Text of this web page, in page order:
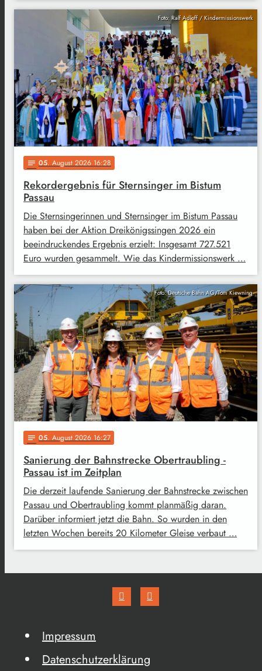
Foto: Ralf Adloff / Kindermissionswerk
notes 05. August 2026 16:28
Rekordergebnis für Sternsinger im Bistum
Passau
Die Sternsingerinnen und Sternsinger im Bistum Passau
haben bei der Aktion Dreikönigssingen 2026 ein
beeindruckendes Ergebnis erzielt: Insgesamt 727.521
Euro wurden gesammelt. Wie das Kindermissionswerk …
Foto: Deutsche Bahn AG/Tom Kiewning
notes 05. August 2026 16:27
Sanierung der Bahnstrecke Obertraubling -
Passau ist im Zeitplan
Die derzeit laufende Sanierung der Bahnstrecke zwischen
Passau und Obertraubling kommt planmäßig daran.
Darüber informiert jetzt die Bahn. So wurden in den
letzten Wochen bereits 20 Kilometer Gleise verbaut …
Impressum
Datenschutzerklärung